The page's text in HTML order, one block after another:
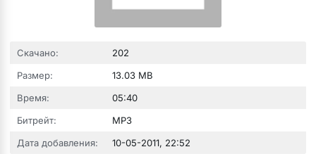
Скачано:
202
Размер:
13.03 MB
Время:
05:40
Битрейт:
MP3
Дата добавления:
10-05-2011, 22:52